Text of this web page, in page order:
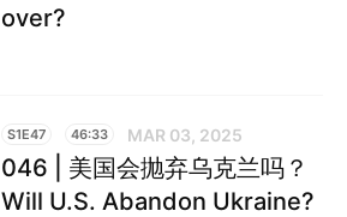
over?
S1E47 46:33 MAR 03, 2025
046 | 美国会抛弃乌克兰吗？
Will U.S. Abandon Ukraine?